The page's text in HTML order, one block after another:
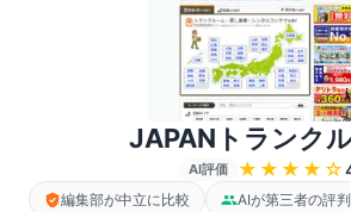
JAPANトランク
AI評価 ★★★★ ☆
編集部が中立に比較
AIが第三者の評